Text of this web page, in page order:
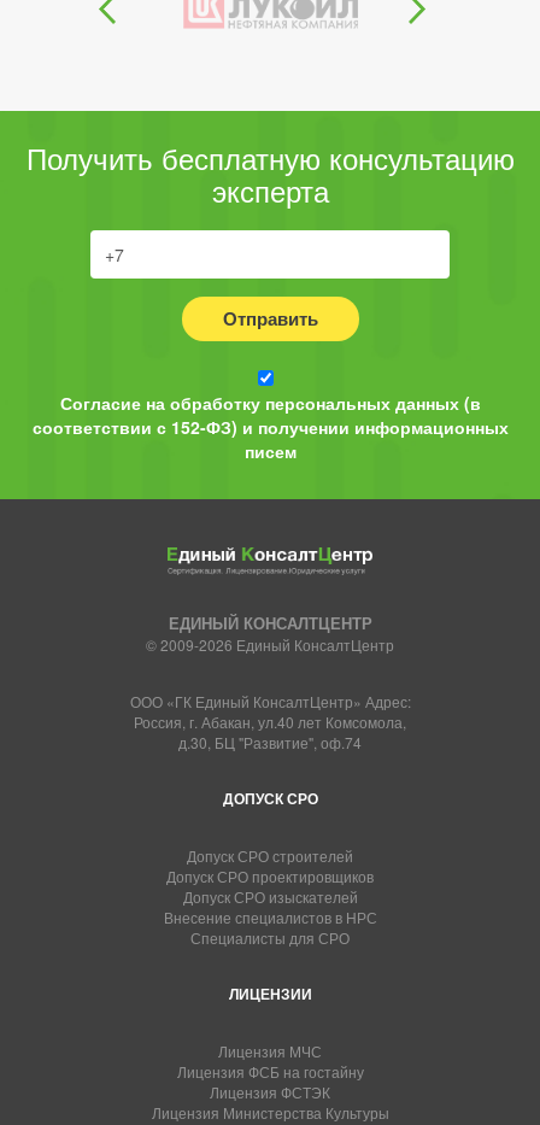
Получить бесплатную консультацию
эксперта
Отправить
Согласие на обработку персональных данных (в
соответствии с 152-ФЗ) и получении информационных
писем
ЕДИНЫЙ КОНСАЛТЦЕНТР
© 2009-2026 Единый КонсалтЦентр
ООО «ГК Единый КонсалтЦентр» Адрес:
Россия, г. Абакан, ул.40 лет Комсомола,
д.30, БЦ "Развитие", оф.74
ДОПУСК СРО
Допуск СРО строителей
Допуск СРО проектировщиков
Допуск СРО изыскателей
Внесение специалистов в НРС
Специалисты для СРО
ЛИЦЕНЗИИ
Лицензия МЧС
Лицензия ФСБ на гостайну
Лицензия ФСТЭК
Лицензия Министерства Культуры